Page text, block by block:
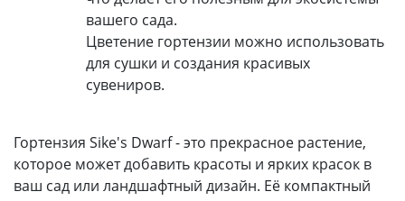
вашего сада.
Цветение гортензии можно использовать
для сушки и создания красивых
сувениров.
Гортензия Sike's Dwarf - это прекрасное растение,
которое может добавить красоты и ярких красок в
ваш сад или ландшафтный дизайн. Её компактный